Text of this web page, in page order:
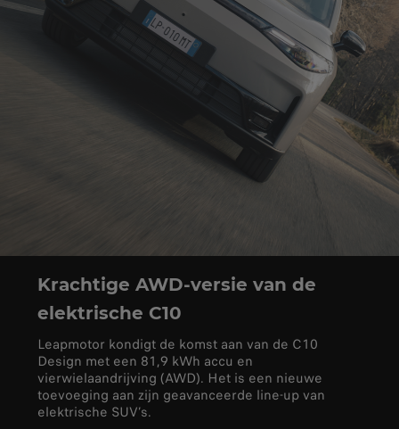
Krachtige AWD-versie van de
elektrische C10
Leapmotor kondigt de komst aan van de C10
Design met een 81,9 kWh accu en
vierwielaandrijving (AWD). Het is een nieuwe
toevoeging aan zijn geavanceerde line-up van
elektrische SUV’s.